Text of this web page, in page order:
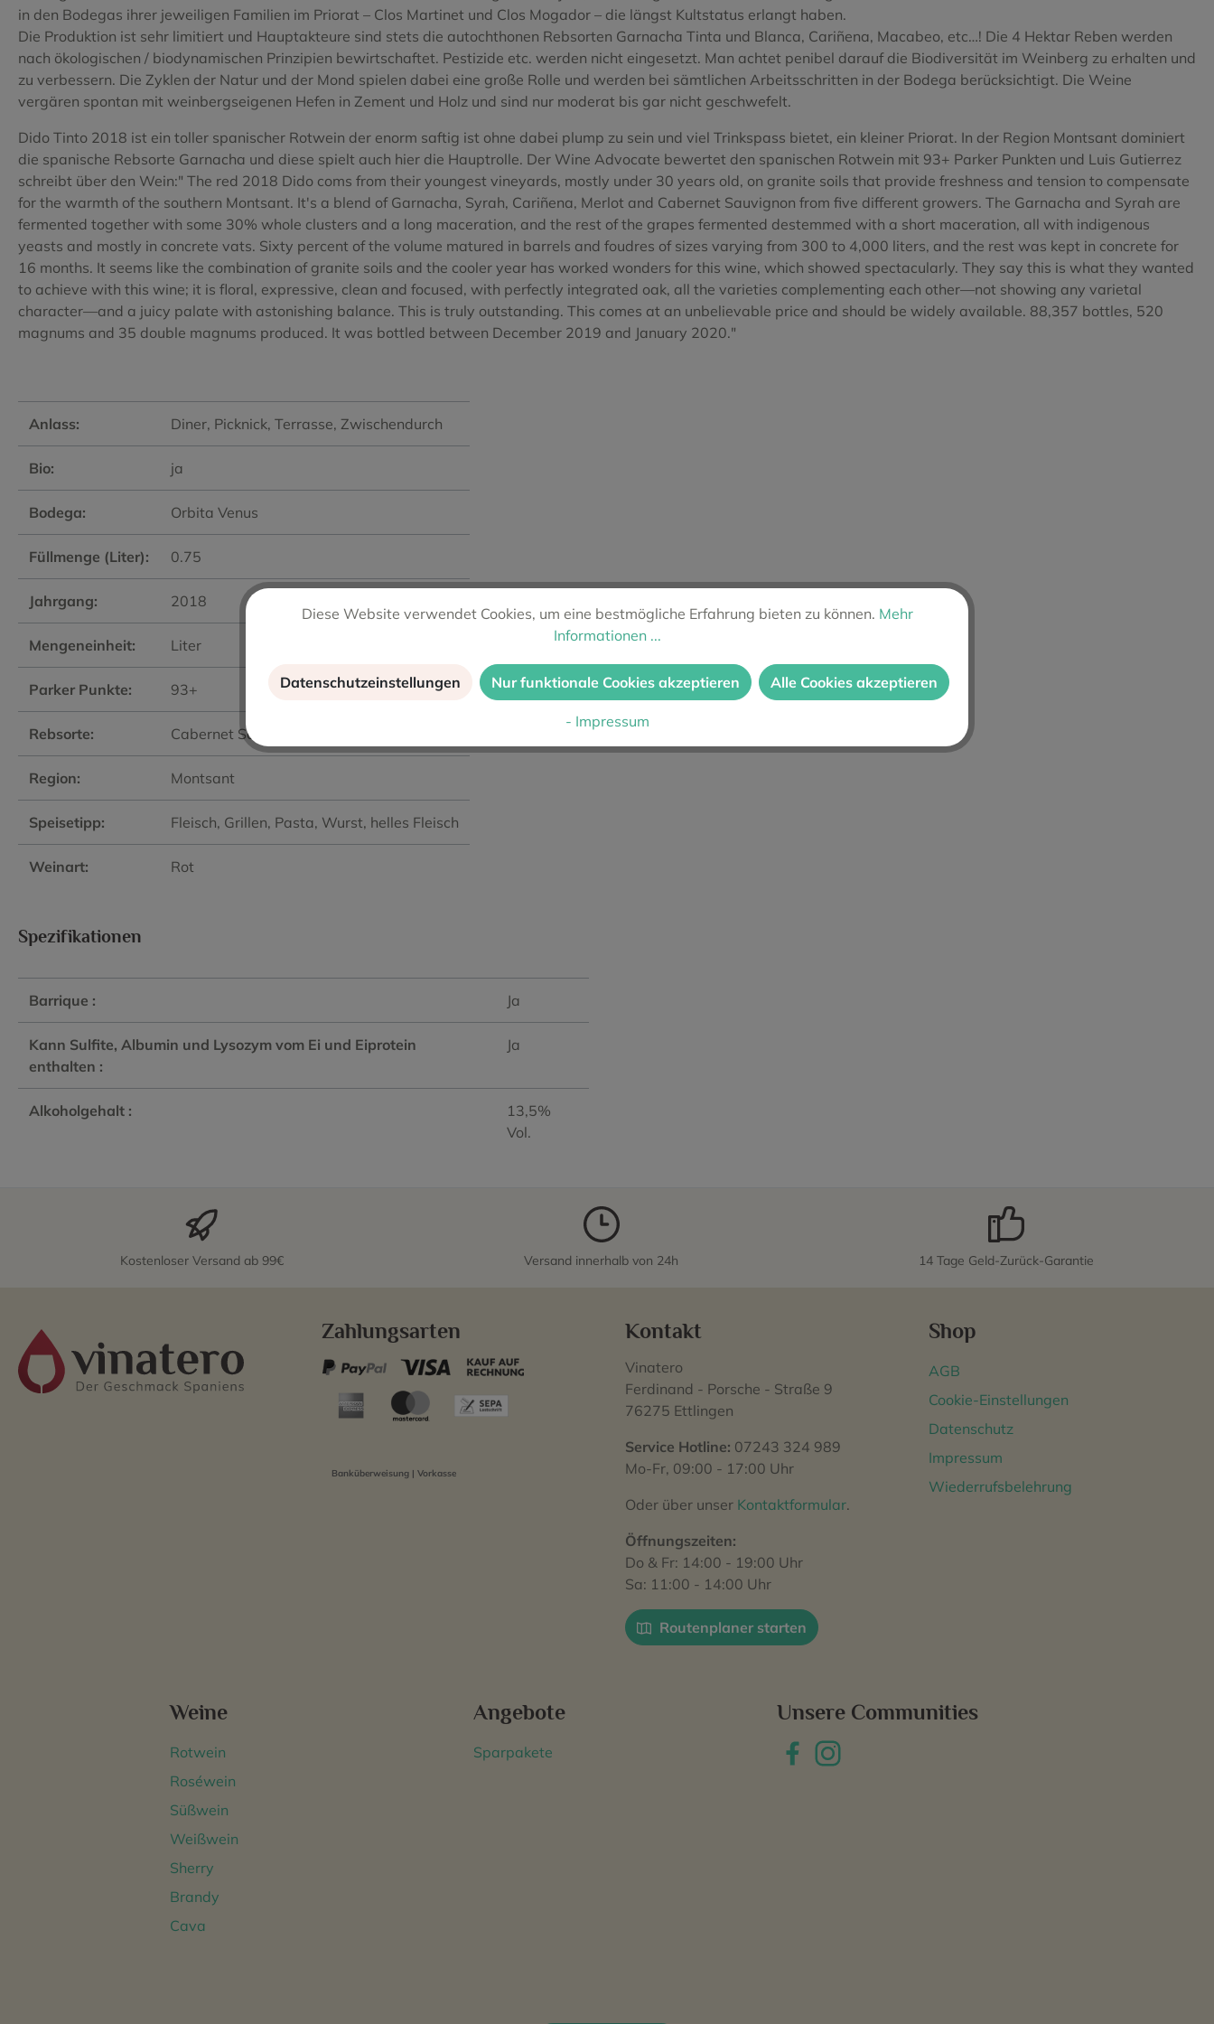
Tempranillo Tempranillo Blanco Tinta del Pais
Tinta de Toro Torrontes Treixadura
Verdejo Vijariego Negro Viura
in den Bodegas ihrer jeweiligen Familien im Priorat – Clos Martinet und Clos Mogador – die längst Kultstatus erlangt haben.
Die Produktion ist sehr limitiert und Hauptakteure sind stets die autochthonen Rebsorten Garnacha Tinta und Blanca, Cariñena, Macabeo, etc…! Die 4 Hektar Reben werden
nach ökologischen / biodynamischen Prinzipien bewirtschaftet. Pestizide etc. werden nicht eingesetzt. Man achtet penibel darauf die Biodiversität im Weinberg zu erhalten und
zu verbessern. Die Zyklen der Natur und der Mond spielen dabei eine große Rolle und werden bei sämtlichen Arbeitsschritten in der Bodega berücksichtigt. Die Weine
vergären spontan mit weinbergseigenen Hefen in Zement und Holz und sind nur moderat bis gar nicht geschwefelt.
Dido Tinto 2018 ist ein toller spanischer Rotwein der enorm saftig ist ohne dabei plump zu sein und viel Trinkspass bietet, ein kleiner Priorat. In der Region Montsant dominiert
die spanische Rebsorte Garnacha und diese spielt auch hier die Hauptrolle. Der Wine Advocate bewertet den spanischen Rotwein mit 93+ Parker Punkten und Luis Gutierrez
schreibt über den Wein:" The red 2018 Dido coms from their youngest vineyards, mostly under 30 years old, on granite soils that provide freshness and tension to compensate
for the warmth of the southern Montsant. It's a blend of Garnacha, Syrah, Cariñena, Merlot and Cabernet Sauvignon from five different growers. The Garnacha and Syrah are
fermented together with some 30% whole clusters and a long maceration, and the rest of the grapes fermented destemmed with a short maceration, all with indigenous
yeasts and mostly in concrete vats. Sixty percent of the volume matured in barrels and foudres of sizes varying from 300 to 4,000 liters, and the rest was kept in concrete for
16 months. It seems like the combination of granite soils and the cooler year has worked wonders for this wine, which showed spectacularly. They say this is what they wanted
to achieve with this wine; it is floral, expressive, clean and focused, with perfectly integrated oak, all the varieties complementing each other—not showing any varietal
character—and a juicy palate with astonishing balance. This is truly outstanding. This comes at an unbelievable price and should be widely available. 88,357 bottles, 520
magnums and 35 double magnums produced. It was bottled between December 2019 and January 2020."
Anlass: Diner, Picknick, Terrasse, Zwischendurch
Bio: ja
Bodega: Orbita Venus
Füllmenge (Liter): 0.75
Jahrgang: 2018
Mengeneinheit: Liter
Parker Punkte: 93+
Rebsorte: Cabernet Sauvignon
Region: Montsant
Speisetipp: Fleisch, Grillen, Pasta, Wurst, helles Fleisch
Weinart: Rot
Spezifikationen
Barrique : Ja
Kann Sulfite, Albumin und Lysozym vom Ei und Eiprotein
enthalten :
Ja
Alkoholgehalt :
13,5%
Vol.
Kostenloser Versand ab 99€ Versand innerhalb von 24h 14 Tage Geld-Zurück-Garantie
Shop
AGB
Cookie-Einstellungen
Datenschutz
Impressum
Wiederrufsbelehrung
Weine
Rotwein
Roséwein
Süßwein
Weißwein
Sherry
Brandy
Cava
Angebote
Sparpakete
Zahlungsarten
Banküberweisung | Vorkasse
Unsere Communities
Kontakt
Vinatero
Ferdinand - Porsche - Straße 9
76275 Ettlingen
Service Hotline: 07243 324 989
Mo-Fr, 09:00 - 17:00 Uhr
Oder über unser Kontaktformular.
Öffnungszeiten:
Do & Fr: 14:00 - 19:00 Uhr
Sa: 11:00 - 14:00 Uhr
Routenplaner starten
Diese Website verwendet Cookies, um eine bestmögliche Erfahrung bieten zu können. Mehr
Informationen ...
Datenschutzeinstellungen Nur funktionale Cookies akzeptieren Alle Cookies akzeptieren
- Impressum